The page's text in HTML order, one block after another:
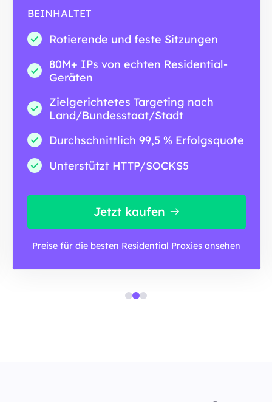
BEINHALTET
Rotierende und feste Sitzungen
80M+ IPs von echten Residential-
Geräten
Zielgerichtetes Targeting nach
Land/Bundesstaat/Stadt
Durchschnittlich 99,5 % Erfolgsquote
Unterstützt HTTP/SOCKS5
Jetzt kaufen
Preise für die besten Residential Proxies ansehen